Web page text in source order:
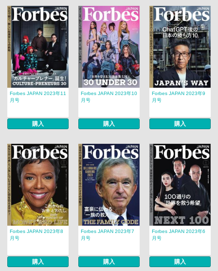
Forbes JAPAN 2023年11
月号
購入
Forbes JAPAN 2023年10
月号
購入
Forbes JAPAN 2023年9
月号
購入
Forbes JAPAN 2023年8
月号
購入
Forbes JAPAN 2023年7
月号
購入
Forbes JAPAN 2023年6
月号
購入